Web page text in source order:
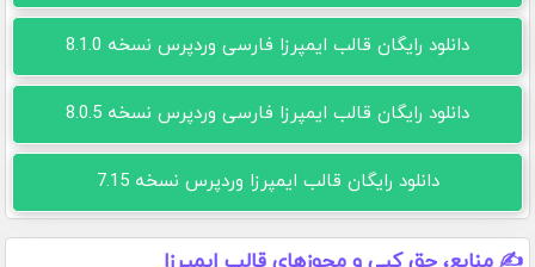
دانلود رایگان قالب ایمپرزا فارسی وردپرس نسخه 8.1.0
دانلود رایگان قالب ایمپرزا فارسی وردپرس نسخه 8.0.5
دانلود رایگان قالب ایمپرزا وردپرس نسخه 7.15